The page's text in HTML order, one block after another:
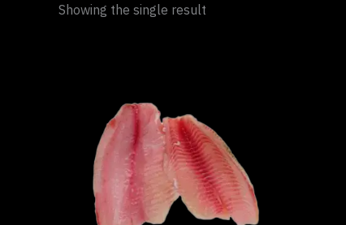
Showing the single result